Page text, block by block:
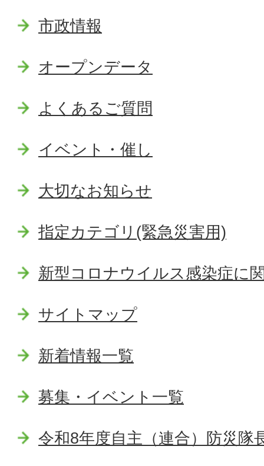
市政情報
オープンデータ
よくあるご質問
イベント・催し
大切なお知らせ
指定カテゴリ(緊急災害用)
新型コロナウイルス感染症に
サイトマップ
新着情報一覧
募集・イベント一覧
令和8年度自主（連合）防災隊